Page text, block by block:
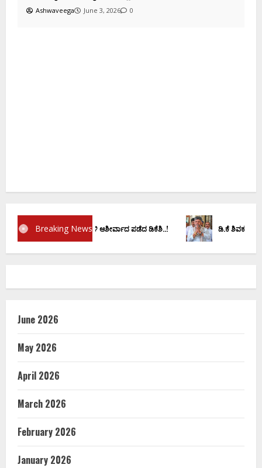
June 3, 2026 0
Breaking News
ದೊಡ್ಡಗೌಡರ ಮನೆಗೆ ತೆರಳಿ ಆಶೀರ್ವಾದ ಪಡೆದ ಡಿಕೆಶಿ..! ಡಿ.ಕೆ ಶಿವಕುಮಾರ್‌
June 2026
May 2026
April 2026
March 2026
February 2026
January 2026